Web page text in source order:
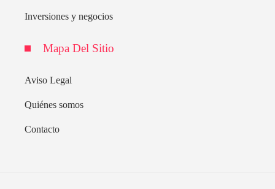
Inversiones y negocios
Mapa Del Sitio
Aviso Legal
Quiénes somos
Contacto